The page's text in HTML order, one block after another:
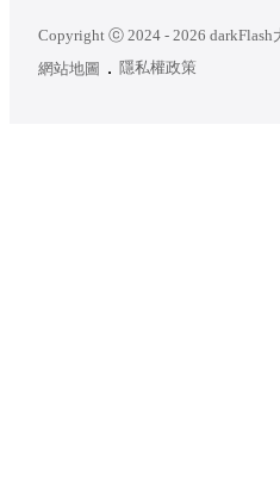
Copyright ⓒ 2024 - 2026 darkFlash
網站地圖
隱私權政策